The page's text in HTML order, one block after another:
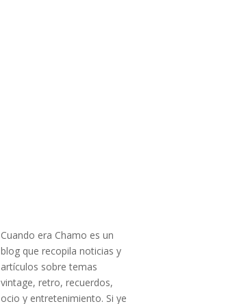
Cuando era Chamo es un
blog que recopila noticias y
artículos sobre temas
vintage, retro, recuerdos,
ocio y entretenimiento. Si ye